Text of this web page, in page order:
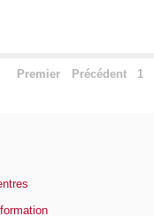
Premier Précédent 1